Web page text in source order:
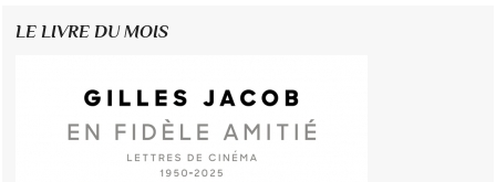
LE LIVRE DU MOIS